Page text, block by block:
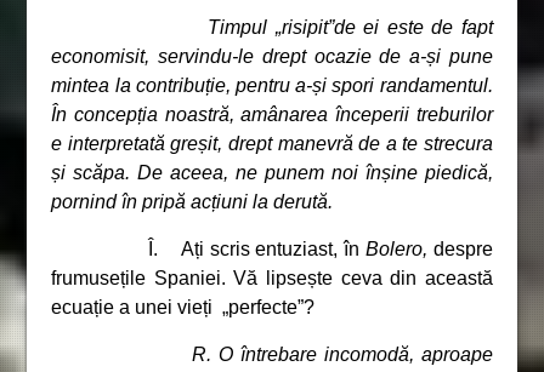
Timpul „risipit”de ei este de fapt
economisit, servindu-le drept ocazie de a-și pune
mintea la contribuție, pentru a-și spori randamentul.
În concepția noastră, amânarea începerii treburilor
e interpretată greșit, drept manevră de a te strecura
și scăpa. De aceea, ne punem noi înșine piedică,
pornind în pripă acțiuni la derută.
Î. Ați scris entuziast, în Bolero, despre
frumusețile Spaniei. Vă lipsește ceva din această
ecuație a unei vieți „perfecte”?
R. O întrebare incomodă, aproape